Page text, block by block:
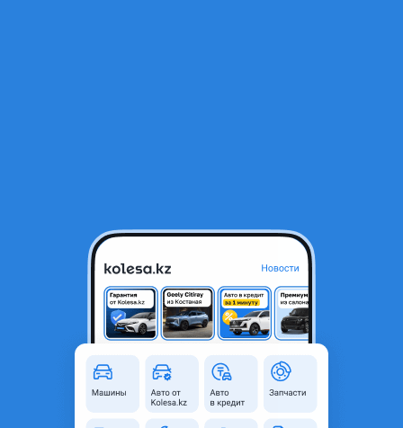
Nissan Micra 1997 года
Объявление находится в архиве и может быть